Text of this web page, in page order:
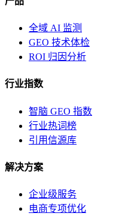
全域 AI 监测
GEO 技术体检
ROI 归因分析
行业指数
智脑 GEO 指数
行业热词榜
引用信源库
解决方案
企业级服务
电商专项优化